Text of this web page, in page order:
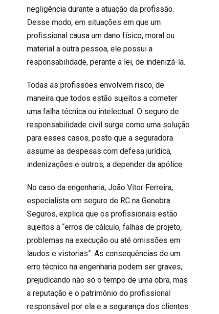
negligência durante a atuação da profissão.
Desse modo, em situações em que um
profissional causa um dano físico, moral ou
material a outra pessoa, ele possui a
responsabilidade, perante a lei, de indenizá-la.
Todas as profissões envolvem risco, de
maneira que todos estão sujeitos a cometer
uma falha técnica ou intelectual. O seguro de
responsabilidade civilsurge como uma solução
para esses casos, posto que a seguradora
assume as despesas com defesa jurídica,
indenizações e outros, a depender da apólice.
No caso da engenharia, João Vitor Ferreira,
especialista em seguro de RCna Genebra
Seguros, explica que os profissionais estão
sujeitos a “erros de cálculo, falhas de projeto,
problemas na execução ou até omissões em
laudos e vistorias”. As consequências de um
erro técnico na engenharia podem ser graves,
prejudicando não só o tempo de uma obra, mas
a reputação e o patrimônio do profissional
responsável por ela e a segurança dos clientes